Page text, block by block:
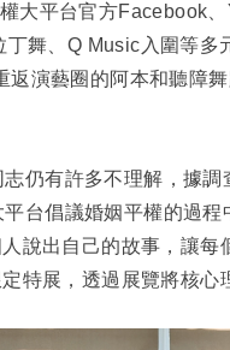
大平台官方Facebook
舞、Q Music入圍等多
返演藝圈的阿本和聽障
仍有許多不理解，據
台倡議婚姻平權的過
說出自己的故事，讓
特展，透過展覽將核心